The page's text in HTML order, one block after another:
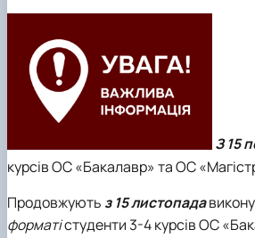
З 15
курсів ОС «Бакалавр» та ОС
Продовжують з 15 листопада
форматістуденти 3-4 курсів ОС